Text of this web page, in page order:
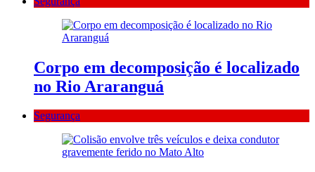
Corpo em decomposição é localizado
no Rio Araranguá
Segurança